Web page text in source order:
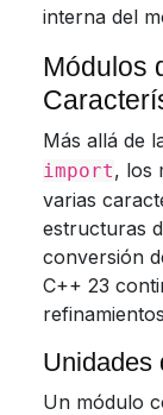
interna del
Módulos
Más allá de
import, los
varias
estructuras
conversión
C++ 23
Unidades
Un módulo